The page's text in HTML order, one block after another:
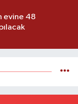
evine 48